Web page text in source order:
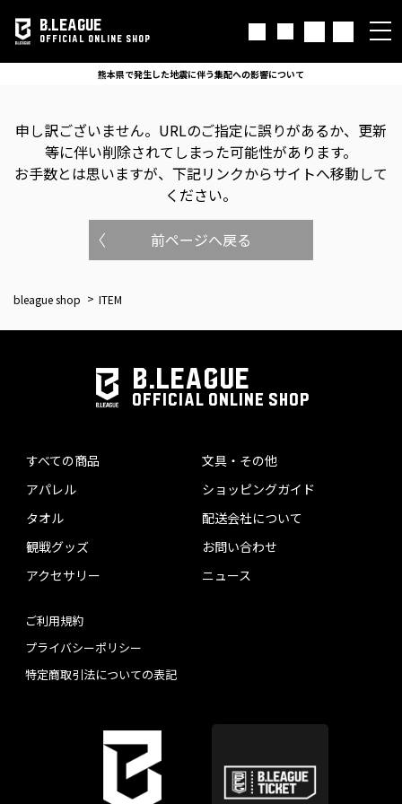
B.LEAGUE
OFFICIAL ONLINE SHOP
熊本県で発生した地震に伴う集配への影響について
申し訳ございません。 URLのご指定に誤りがあるか、更新
等に伴い削除されてしまった可能性があります。
お手数とは思いますが、下記リンクからサイトへ移動して
ください。
前ページへ戻る
bleague shop ITEM
B.LEAGUE
OFFICIAL ONLINE SHOP
すべての商品
アパレル
タオル
観戦グッズ
アクセサリー
文具・その他
ショッピングガイド
配送会社について
お問い合わせ
ニュース
ご利用規約
プライバシーポリシー
特定商取引法についての表記